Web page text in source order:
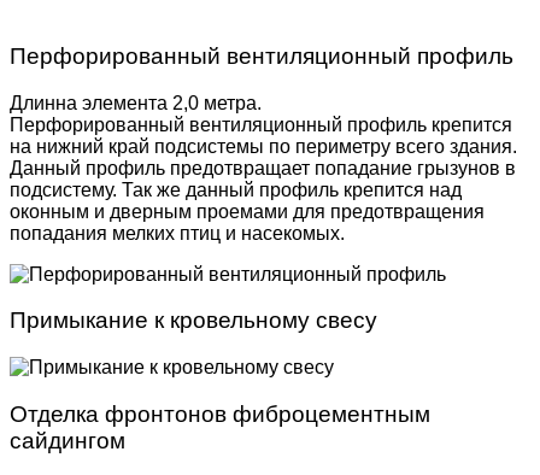
Перфорированный вентиляционный профиль
Длинна элемента 2,0 метра.
Перфорированный вентиляционный профиль крепится
на нижний край подсистемы по периметру всего здания.
Данный профиль предотвращает попадание грызунов в
подсистему. Так же данный профиль крепится над
оконным и дверным проемами для предотвращения
попадания мелких птиц и насекомых.
Примыкание к кровельному свесу
Отделка фронтонов фиброцементным
сайдингом